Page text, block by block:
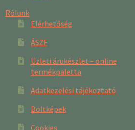
Rólunk
Elérhetőség
ÁSZF
Üzleti árukészlet – online
termékpaletta
Adatkezelési tájékoztató
Boltképek
Cookies